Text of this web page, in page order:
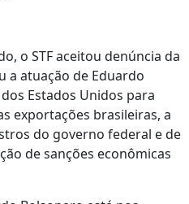
o STF aceitou denúncia da
a atuação de Eduardo
Estados Unidos para
exportações brasileiras, a
do governo federal e de
de sanções econômicas